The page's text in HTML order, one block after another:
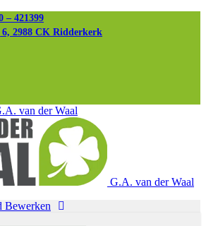
– 421399
6, 2988 CK Ridderkerk
van der Waal
G.A. van der Waal
Bewerken